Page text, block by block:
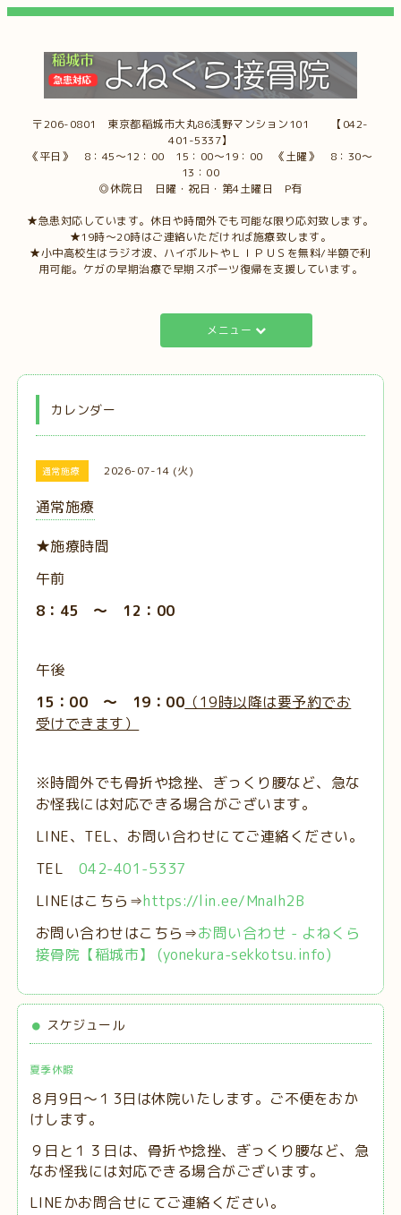
〒206-0801 東京都稲城市大丸86浅野マンション101 【042-
401-5337】
《平日》 8：45～12：00 15：00～19：00 《土曜》 8：30～
13：00
◎休院日 日曜・祝日・第4土曜日 P有
★急患対応しています。休日や時間外でも可能な限り応対致します。
★19時～20時はご連絡いただければ施療致します。
★小中高校生はラジオ波、ハイボルトやＬＩＰＵＳを無料/半額で利
用可能。ケガの早期治療で早期スポーツ復帰を支援しています。
メニュー
カレンダー
通常施療 2026-07-14 (火)
通常施療
★施療時間
午前
8：45 ～ 12：00
午後
15：00 ～ 19：00 （19時以降は要予約でお
受けできます）
※時間外でも骨折や捻挫、ぎっくり腰など、急な
お怪我には対応できる場合がございます。
LINE、TEL、お問い合わせにてご連絡ください。
TEL 042-401-5337
LINEはこちら⇒https://lin.ee/MnaIh2B
お問い合わせはこちら⇒お問い合わせ - よねくら
接骨院【稲城市】 (yonekura-sekkotsu.info)
スケジュール
夏季休暇
８月9日～１3日は休院いたします。ご不便をおか
けします。
９日と１３日は、 骨折や捻挫、ぎっくり腰など、急
なお怪我には対応できる場合がございます。
LINEかお問合せにてご連絡ください。